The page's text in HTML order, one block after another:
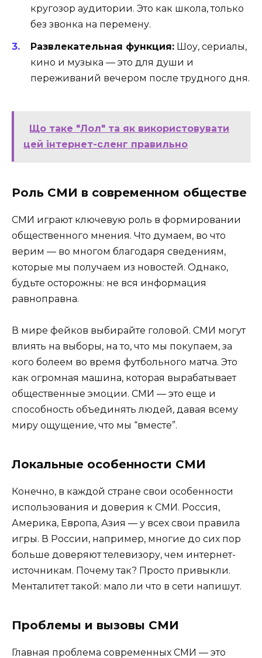
кругозор аудитории. Это как школа, только
без звонка на перемену.
Развлекательная функция: Шоу, сериалы,
кино и музыка — это для души и
переживаний вечером после трудного дня.
Що таке "Лол" та як використовувати
цей інтернет-сленг правильно
Роль СМИ в современном обществе
СМИ играют ключевую роль в формировании
общественного мнения. Что думаем, во что
верим — во многом благодаря сведениям,
которые мы получаем из новостей. Однако,
будьте осторожны: не вся информация
равноправна.
В мире фейков выбирайте головой. СМИ могут
влиять на выборы, на то, что мы покупаем, за
кого болеем во время футбольного матча. Это
как огромная машина, которая вырабатывает
общественные эмоции. СМИ — это еще и
способность объединять людей, давая всему
миру ощущение, что мы “вместе”.
Локальные особенности СМИ
Конечно, в каждой стране свои особенности
использования и доверия к СМИ. Россия,
Америка, Европа, Азия — у всех свои правила
игры. В России, например, многие до сих пор
больше доверяют телевизору, чем интернет-
источникам. Почему так? Просто привыкли.
Менталитет такой: мало ли что в сети напишут.
Проблемы и вызовы СМИ
Главная проблема современных СМИ — это